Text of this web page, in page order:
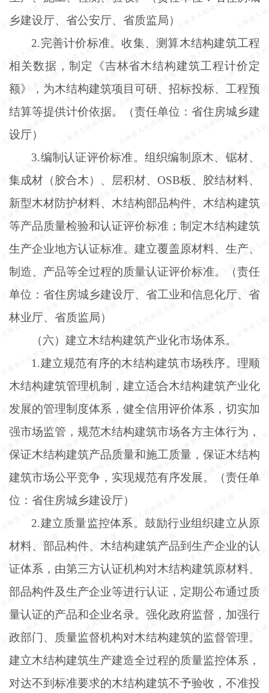
乡建设厅、省公安厅、省质监局）
2.完善计价标准。收集、测算木结构建筑工程
相关数据，制定《吉林省木结构建筑工程计价定
额》，为木结构建筑项目可研、招标投标、工程预
结算等提供计价依据。（责任单位：省住房城乡建
设厅）
3.编制认证评价标准。组织编制原木、锯材、
集成材（胶合木）、层积材、OSB板、胶结材料、
新型木材防护材料、木结构部品构件、木结构建筑
等产品质量检验和认证评价标准；制定木结构建筑
生产企业地方认证标准。建立覆盖原材料、生产、
制造、产品等全过程的质量认证评价标准。（责任
单位：省住房城乡建设厅、省工业和信息化厅、省
林业厅、省质监局）
（六）建立木结构建筑产业化市场体系。
1.建立规范有序的木结构建筑市场秩序。理顺
木结构建筑管理机制，建立适合木结构建筑产业化
发展的管理制度体系，健全信用评价体系，切实加
强市场监管，规范木结构建筑市场各方主体行为，
保证木结构建筑产品质量和施工质量，保证木结构
建筑市场公平竞争，实现规范有序发展。（责任单
位：省住房城乡建设厅）
2.建立质量监控体系。鼓励行业组织建立从原
材料、部品构件、木结构建筑产品到生产企业的认
证体系，由第三方认证机构对木结构建筑原材料、
部品构件及生产企业等进行认证，定期公布通过质
量认证的产品和企业名录。强化政府监督，加强行
政部门、质量监督机构对木结构建筑的监督管理。
建立木结构建筑生产建造全过程的质量监控体系，
对达不到标准要求的木结构建筑不予验收，不准投